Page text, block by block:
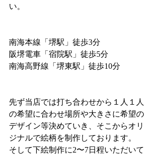
い。
南海本線「堺駅」徒歩3分
阪堺電車「宿院駅」徒歩5分
南海高野線「堺東駅」徒歩10分
先ず当店では打ち合わせから１人１人
の希望に合わせ場所や大きさに希望の
デザイン等決めていき、そこからオリ
ジナルで絵柄を制作しております。
そして下絵制作に2〜7日程いただいて